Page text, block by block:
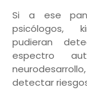
Si a ese
psicólogos,
pudieran
espectro
detectar